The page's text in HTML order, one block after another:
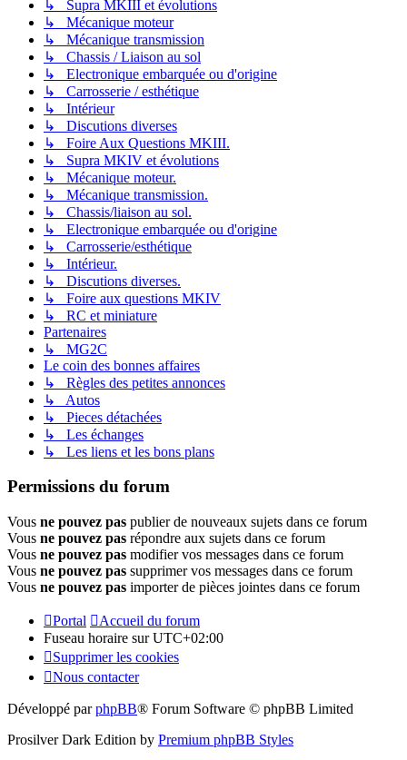
↳ Supra MKIII et évolutions
↳ Mécanique moteur
↳ Mécanique transmission
↳ Chassis / Liaison au sol
↳ Electronique embarquée ou d'origine
↳ Carrosserie / esthétique
↳ Intérieur
↳ Discutions diverses
↳ Foire Aux Questions MKIII.
↳ Supra MKIV et évolutions
↳ Mécanique moteur.
↳ Mécanique transmission.
↳ Chassis/liaison au sol.
↳ Electronique embarquée ou d'origine
↳ Carrosserie/esthétique
↳ Intérieur.
↳ Discutions diverses.
↳ Foire aux questions MKIV
↳ RC et miniature
Partenaires
↳ MG2C
Le coin des bonnes affaires
↳ Règles des petites annonces
↳ Autos
↳ Pieces détachées
↳ Les échanges
↳ Les liens et les bons plans
Permissions du forum
Vous ne pouvez pas publier de nouveaux sujets dans ce forum
Vous ne pouvez pas répondre aux sujets dans ce forum
Vous ne pouvez pas modifier vos messages dans ce forum
Vous ne pouvez pas supprimer vos messages dans ce forum
Vous ne pouvez pas importer de pièces jointes dans ce forum
Portal
Accueil du forum
Fuseau horaire surUTC+02:00
Supprimer les cookies
Nous contacter
Développé parphpBB® Forum Software © phpBB Limited
Prosilver Dark Edition by Premium phpBB Styles